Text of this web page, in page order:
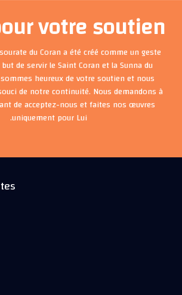
votre soutien
du Coran a été créé comme un geste
de servir le Saint Coran et la Sunna du
heureux de votre soutien et nous
de notre continuité. Nous demandons à
de acceptez-nous et faites nos œuvres
uniquement pour Lui.